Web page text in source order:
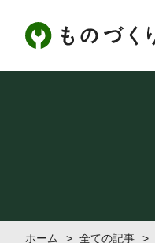
ホーム > 全ての記事 >